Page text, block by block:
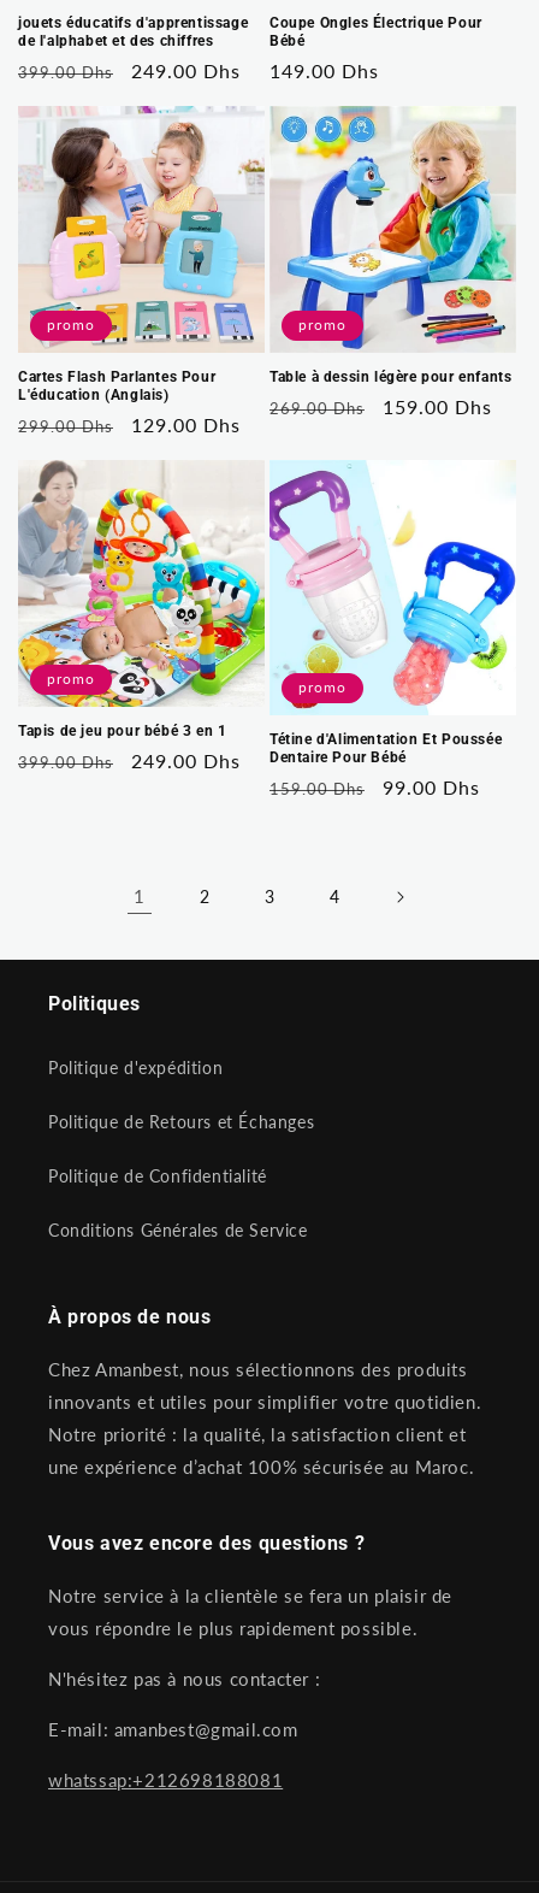
jouets éducatifs d'apprentissage
de l'alphabet et des chiffres
Prix
399.00 Dhs
Prix
249.00 Dhs
Coupe Ongles Électrique Pour
Bébé
Prix
149.00 Dhs
promo
Cartes Flash Parlantes Pour
L'éducation (Anglais)
Prix
299.00 Dhs
Prix
129.00 Dhs
promo
Table à dessin légère pour enfants
Prix
269.00 Dhs
Prix
159.00 Dhs
promo
Tapis de jeu pour bébé 3 en 1
Prix
399.00 Dhs
Prix
249.00 Dhs
promo
Tétine d'Alimentation Et Poussée
Dentaire Pour Bébé
Prix
159.00 Dhs
Prix
99.00 Dhs
1 2 3 4
Politiques
Politique d'expédition
Politique de Retours et Échanges
Politique de Confidentialité
Conditions Générales de Service
À propos de nous
Chez Amanbest, nous sélectionnons des produits
innovants et utiles pour simplifier votre quotidien.
Notre priorité : la qualité, la satisfaction client et
une expérience d’achat 100% sécurisée au Maroc.
Vous avez encore des questions ?
Notre service à la clientèle se fera un plaisir de
vous répondre le plus rapidement possible.
N'hésitez pas à nous contacter :
E-mail: amanbest@gmail.com
whatssap:+212698188081